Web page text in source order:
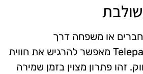
או משפחה דרך
פלטפורמות כמו Teleparty מאפשר להרגיש את חווית
זהו פתרון מצוין בזמן שמירה